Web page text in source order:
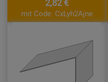
2,82 €
mit Code: CxLyh2Ajne